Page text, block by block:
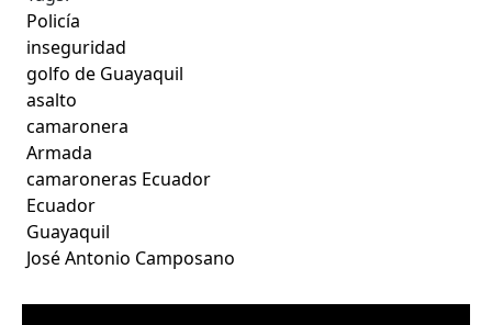
Policía
inseguridad
golfo de Guayaquil
asalto
camaronera
Armada
camaroneras Ecuador
Ecuador
Guayaquil
José Antonio Camposano